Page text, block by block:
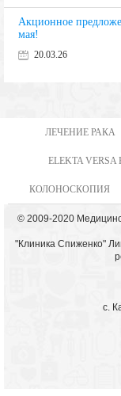
Акционное
мая!
20.03.26
ЛЕЧЕНИЕ РАКА
ELEKTA VERSA
КОЛОНОСКОПИЯ
© 2009-2020
"Клиника Спиженко"
с.